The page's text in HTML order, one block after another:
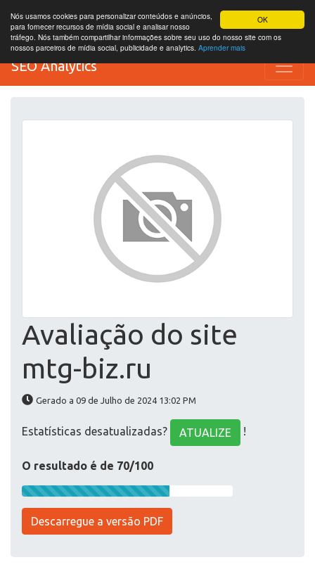
OK
Nós usamos cookies para personalizar conteúdos e anúncios,
para fornecer recursos de mídia social e analisar nosso
tráfego. Nós também compartilhar informações sobre seu uso do nosso site com os
nossos parceiros de mídia social, publicidade e analytics. Aprender mais
SEO Analytics
Avaliação do site
mtg-biz.ru
Gerado a 09 de Julho de 2024 13:02 PM
Estatísticas desatualizadas? ATUALIZE !
O resultado é de 70/100
Descarregue a versão PDF